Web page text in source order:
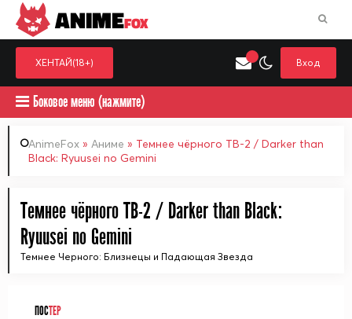
Выберите одну категорию для поиска
ANIMEFOX
ХЕНТАЙ(18+) Вход
Боковое меню (нажмите)
AnimeFox » Аниме » Темнее чёрного ТВ-2 / Darker than
Black: Ryuusei no Gemini
Темнее чёрного ТВ-2 / Darker than Black:
Ryuusei no Gemini
Темнее Черного: Близнецы и Падающая Звезда
ПОСТЕР